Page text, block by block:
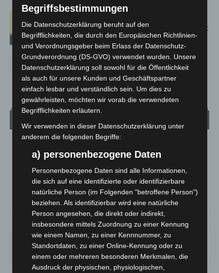
Hannover: Erste Tigermücken-
Population in Niedersachsen entdeckt
LANGENHAGEN
Ein Paar Wolken
18.8°C 19°
18.3°
65% 4.5m/s 17%
19° 24° 28° 31° 36
Begriffsbestimmungen
Die Datenschutzerklärung beruht auf den
Begrifflichkeiten, die durch den Europäischen Richtlinien-
und Verordnungsgeber beim Erlass der Datenschutz-
Grundverordnung (DS-GVO) verwendet wurden. Unsere
Datenschutzerklärung soll sowohl für die Öffentlichkeit
als auch für unsere Kunden und Geschäftspartner
einfach lesbar und verständlich sein. Um dies zu
gewährleisten, möchten wir vorab die verwendeten
Begrifflichkeiten erläutern.
Wir verwenden in dieser Datenschutzerklärung unter
anderem die folgenden Begriffe:
a) personenbezogene Daten
Personenbezogene Daten sind alle Informationen,
die sich auf eine identifizierte oder identifizierbare
natürliche Person (im Folgenden "betroffene Person")
beziehen. Als identifizierbar wird eine natürliche
Person angesehen, die direkt oder indirekt,
insbesondere mittels Zuordnung zu einer Kennung
wie einem Namen, zu einer Kennnummer, zu
Standortdaten, zu einer Online-Kennung oder zu
einem oder mehreren besonderen Merkmalen, die
Ausdruck der physischen, physiologischen,